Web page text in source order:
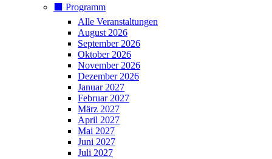
⬛️ Programm
Alle Veranstaltungen
August 2026
September 2026
Oktober 2026
November 2026
Dezember 2026
Januar 2027
Februar 2027
März 2027
April 2027
Mai 2027
Juni 2027
Juli 2027